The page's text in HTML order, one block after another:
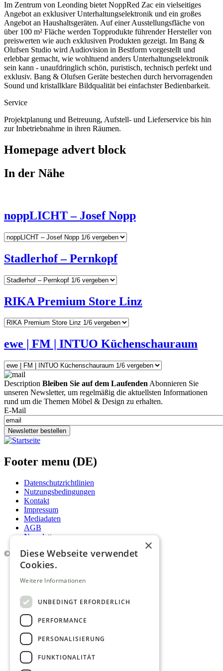
Im Zentrum von Leonding bietet NoppRed Zac ein vielseitiges
Angebot an exklusiver Unterhaltungselektronik und ein großes
Angebot an Haushaltsgeräten. Auf einer Ausstellungsfläche von
über 100 m² Fläche werden Topprodukte führender Hersteller von
preiswerten wie auch exklusiven Produkten gezeigt. Im Bang &
Olufsen Studio wird Audiovision in Bestform vorgestellt und
erlebbar gemacht, wie wohltuend anders Unterhaltungselektronik
sein kann - unaufdringlich schön, puristisch, technisch perfekt und
exklusiv. Bang & Olufsen Geräte bestechen durch hervorragenden
Sound und kristallklare Bildqualität bei einfachster Bedienbarkeit.
Service
Projektplanung und Betreuung, Aufstell- und Lieferservice bis hin
zur Inbetriebnahme in ihren Räumen.
Homepage advert block
In der Nähe
noppLICHT – Josef Nopp
Stadlerhof – Pernkopf
RIKA Premium Store Linz
ewe | FM | INTUO Küchenschauraum
Description Bleiben Sie auf dem Laufenden Abonnieren Sie
unseren Newsletter, um regelmäßig die aktuellsten Informationen
rund um die Themen Möbel & Design zu erhalten.
E-Mail
Newsletter bestellen
Footer menu (DE)
Datenschutzrichtlinien
Nutzungsbedingungen
Kontakt
Impressum
Mediadaten
AGB
Newsletter
© 2026. Alle Rechte vorbehalten.
×
Diese Webseite verwendet
Cookies.
Weitere Informationen
UNBEDINGT ERFORDERLICH
PERFORMANCE
PERSONALISIERUNG
FUNKTIONALITÄT